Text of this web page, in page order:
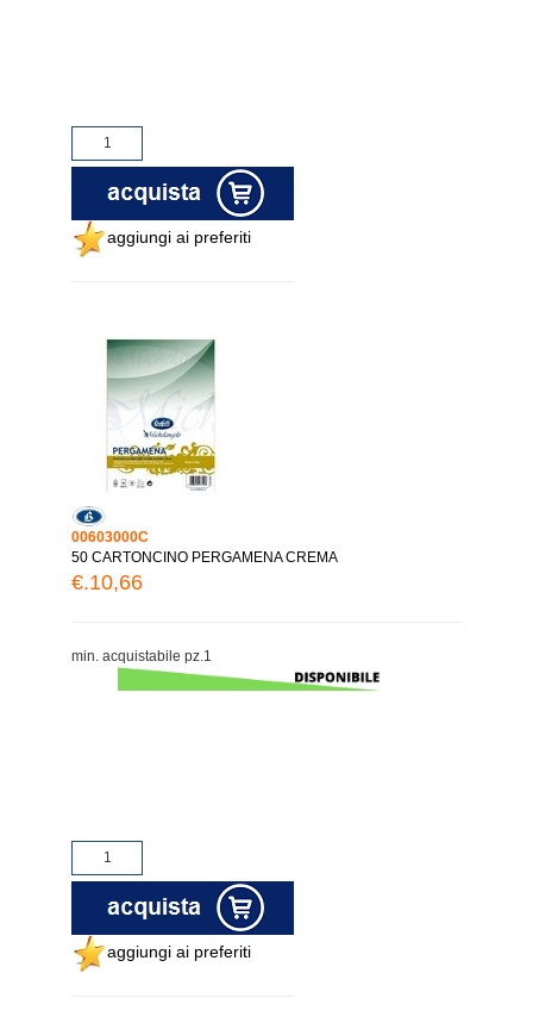
aggiungi ai preferiti
00603000C
50 CARTONCINO PERGAMENA CREMA
€.10,66
min. acquistabile pz.1
aggiungi ai preferiti